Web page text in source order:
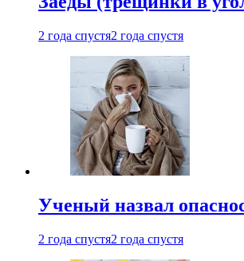
2 года спустя2 года спустя
Ученый назвал
2 года спустя2 года спустя